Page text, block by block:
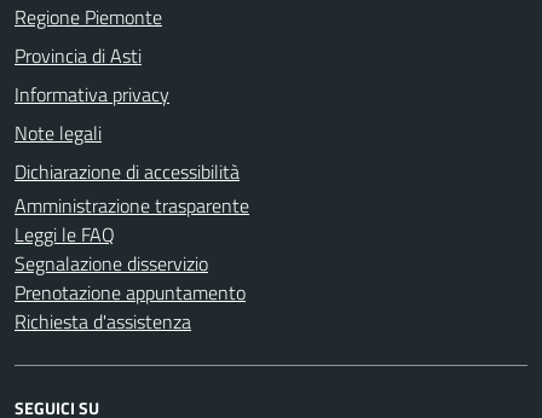
Regione Piemonte
Provincia di Asti
Informativa privacy
Note legali
Dichiarazione di accessibilità
Amministrazione trasparente
Leggi le FAQ
Segnalazione disservizio
Prenotazione appuntamento
Richiesta d'assistenza
SEGUICI SU